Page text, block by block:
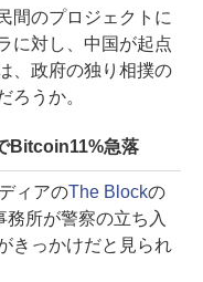
間のプロジェクトに
に対し、中国が起点
、政府の独り相撲の
ろうか。
Bitcoin11%急落
ィアのThe Blockの
務所が警察の立ち入
きっかけだと見られ